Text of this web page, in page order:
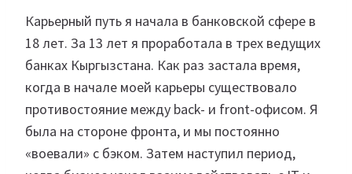
Карьерный путь я начала в банковской сфере в
18 лет. За 13 лет я проработала в трех ведущих
банках Кыргызстана. Как раз застала время,
когда в начале моей карьеры существовало
противостояние между back- и front-офисом. Я
была на стороне фронта, и мы постоянно
«воевали» с бэком. Затем наступил период,